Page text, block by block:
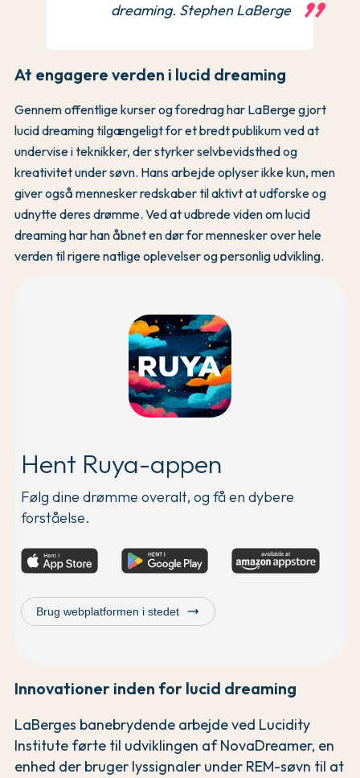
dreaming. Stephen LaBerge
At engagere verden i lucid dreaming
Gennem offentlige kurser og foredrag har LaBerge gjort
lucid dreaming tilgængeligt for et bredt publikum ved at
undervise i teknikker, der styrker selvbevidsthed og
kreativitet under søvn. Hans arbejde oplyser ikke kun, men
giver også mennesker redskaber til aktivt at udforske og
udnytte deres drømme. Ved at udbrede viden om lucid
dreaming har han åbnet en dør for mennesker over hele
verden til rigere natlige oplevelser og personlig udvikling.
Hent Ruya-appen
Følg dine drømme overalt, og få en dybere
forståelse.
Brug webplatformen i stedet trending_flat
Innovationer inden for lucid dreaming
LaBerges banebrydende arbejde ved Lucidity
Institute førte til udviklingen af NovaDreamer, en
enhed der bruger lyssignaler under REM-søvn til at